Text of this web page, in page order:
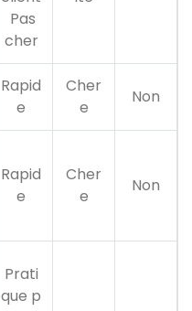
Pas
cher
Rapid
e
Cher
e
Non
Rapid
e
Cher
e
Non
Prati
que p